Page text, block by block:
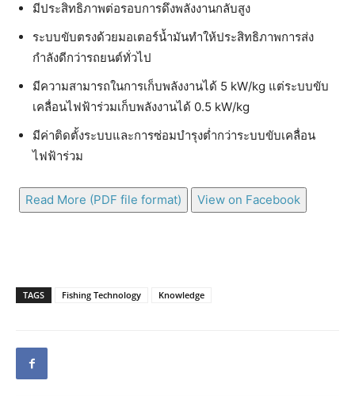
มีประสิทธิภาพต่อรอบการดึงพลังงานกลับสูง
ระบบขับตรงด้วยมอเตอร์น้ำมันทำให้ประสิทธิภาพการส่ง
กำลังดีกว่ารถยนต์ทั่วไป
มีความสามารถในการเก็บพลังงานได้ 5 kW/kg แต่ระบบขับ
เคลื่อนไฟฟ้าร่วมเก็บพลังงานได้ 0.5 kW/kg
มีค่าติดตั้งระบบและการซ่อมบำรุงต่ำกว่าระบบขับเคลื่อน
ไฟฟ้าร่วม
Read More (PDF file format) View on Facebook
TAGS Fishing Technology Knowledge